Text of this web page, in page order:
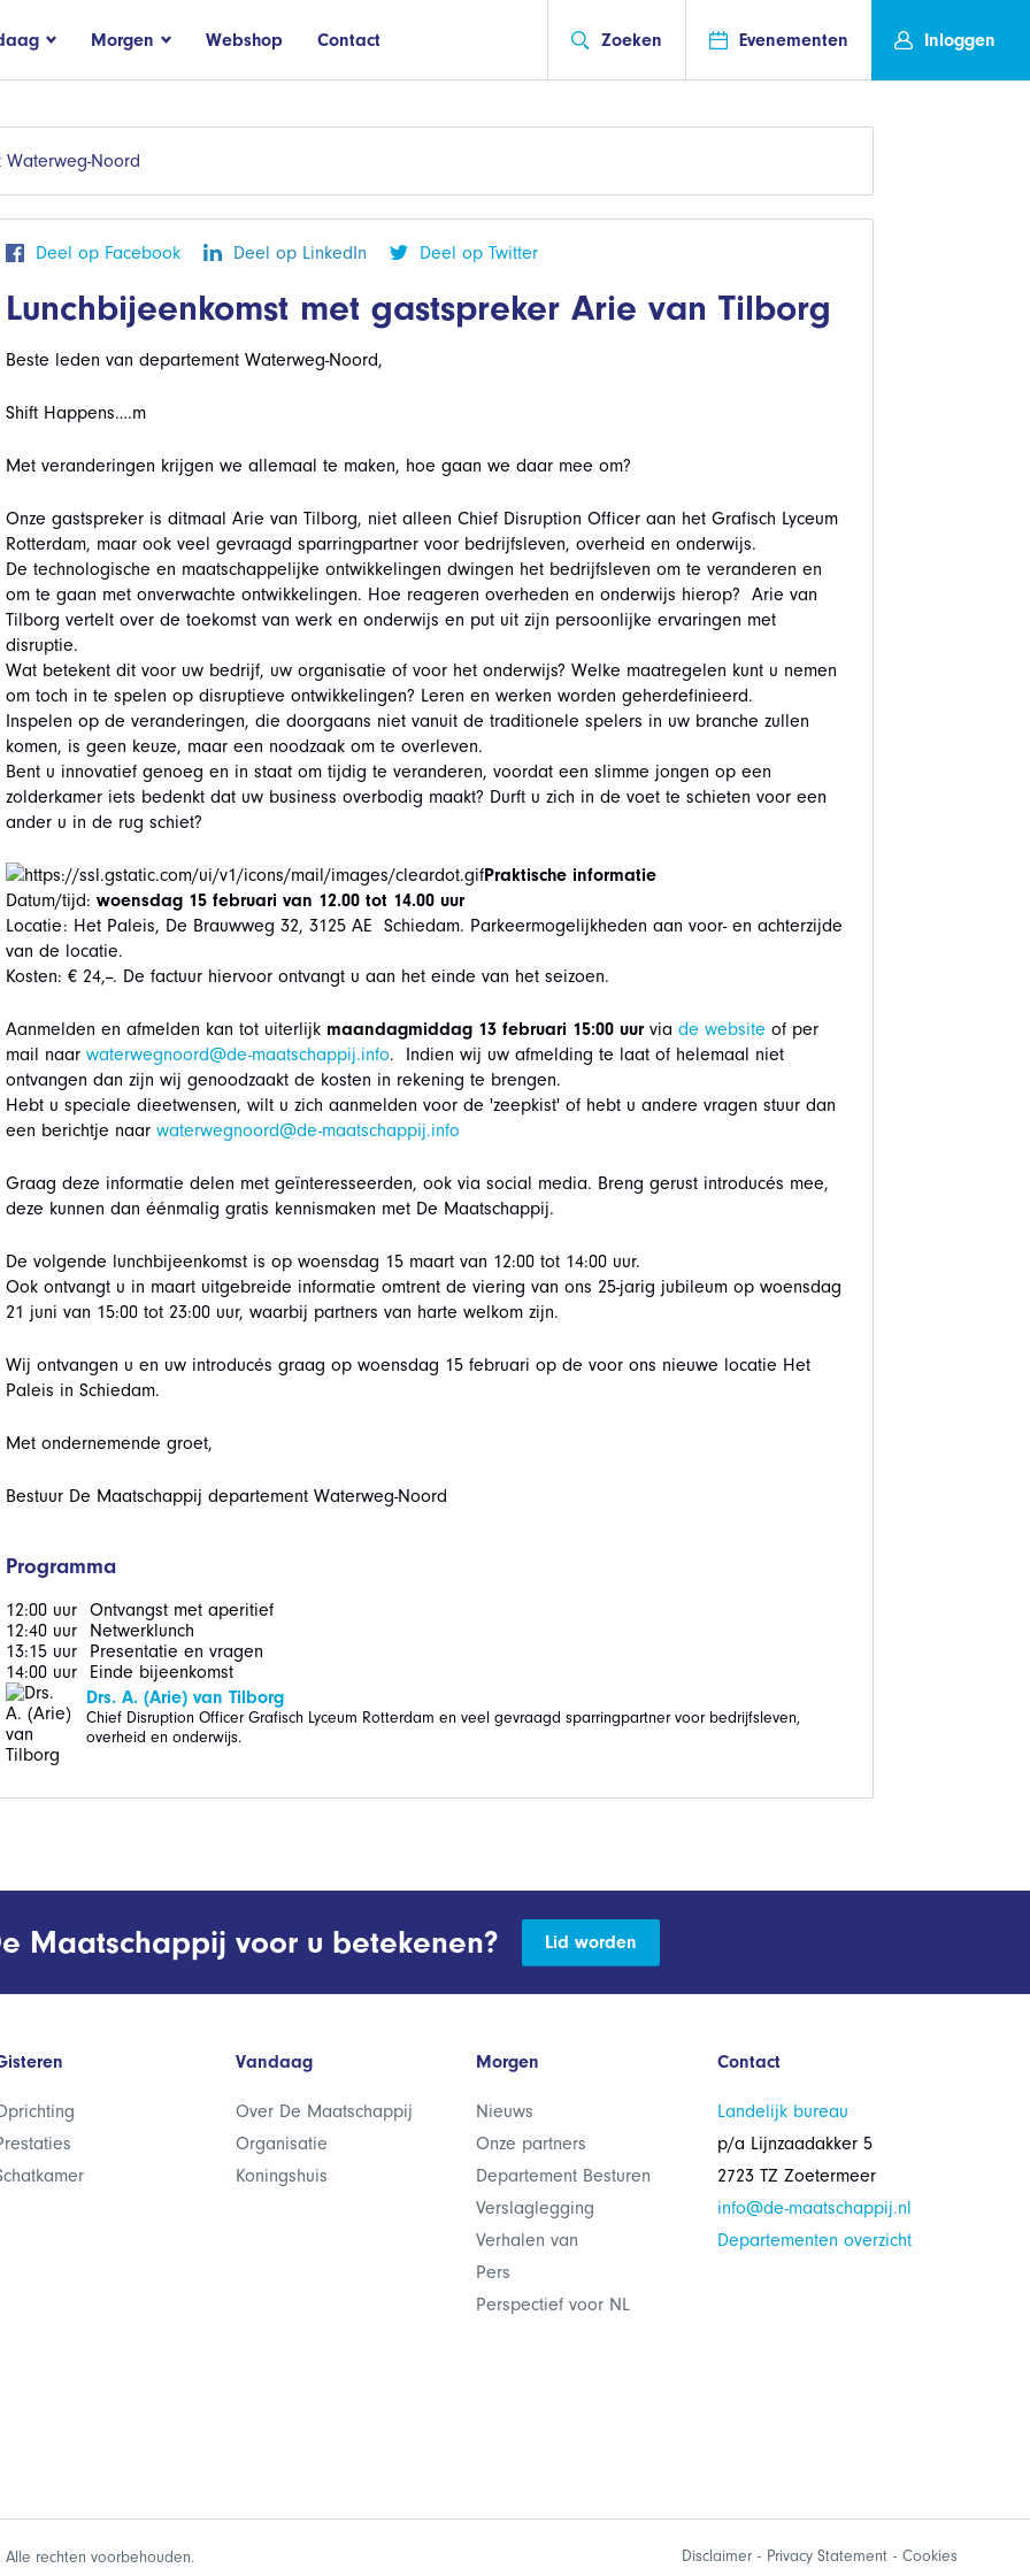
Morgen Webshop Contact Zoeken Evenementen Inloggen
Waterweg-Noord
Deel op Facebook Deel op LinkedIn Deel op Twitter
Lunchbijeenkomst met gastspreker Arie van Tilborg
Beste leden van departement Waterweg-Noord,
Shift Happens….m
Met veranderingen krijgen we allemaal te maken, hoe gaan we daar mee om?
Onze gastspreker is ditmaal Arie van Tilborg, niet alleen Chief Disruption Officer aan het Grafisch Lyceum
Rotterdam, maar ook veel gevraagd sparringpartner voor bedrijfsleven, overheid en onderwijs.
De technologische en maatschappelijke ontwikkelingen dwingen het bedrijfsleven om te veranderen en
om te gaan met onverwachte ontwikkelingen. Hoe reageren overheden en onderwijs hierop? Arie van
Tilborg vertelt over de toekomst van werk en onderwijs en put uit zijn persoonlijke ervaringen met
disruptie.
Wat betekent dit voor uw bedrijf, uw organisatie of voor het onderwijs? Welke maatregelen kunt u nemen
om toch in te spelen op disruptieve ontwikkelingen? Leren en werken worden geherdefinieerd.
Inspelen op de veranderingen, die doorgaans niet vanuit de traditionele spelers in uw branche zullen
komen, is geen keuze, maar een noodzaak om te overleven.
Bent u innovatief genoeg en in staat om tijdig te veranderen, voordat een slimme jongen op een
zolderkamer iets bedenkt dat uw business overbodig maakt? Durft u zich in de voet te schieten voor een
ander u in de rug schiet?
Praktische informatie
Datum/tijd: woensdag 15 februari van 12.00 tot 14.00 uur
Locatie: Het Paleis, De Brauwweg 32, 3125 AE Schiedam. Parkeermogelijkheden aan voor- en achterzijde
van de locatie.
Kosten: € 24,--. De factuur hiervoor ontvangt u aan het einde van het seizoen.
Aanmelden en afmelden kan tot uiterlijk maandagmiddag 13 februari 15:00 uurvia de website of per
mail naar waterwegnoord@de-maatschappij.info. Indien wij uw afmelding te laat of helemaal niet
ontvangen dan zijn wij genoodzaakt de kosten in rekening te brengen.
Hebt u speciale dieetwensen, wilt u zich aanmelden voor de 'zeepkist' of hebt u andere vragen stuur dan
een berichtje naar waterwegnoord@de-maatschappij.info
Graag deze informatie delen met geïnteresseerden, ook via social media. Breng gerust introducés mee,
deze kunnen dan éénmalig gratis kennismaken met De Maatschappij.
De volgende lunchbijeenkomst is op woensdag 15 maart van 12:00 tot 14:00 uur.
Ook ontvangt u in maart uitgebreide informatie omtrent de viering van ons 25-jarig jubileum op woensdag
21 juni van 15:00 tot 23:00 uur, waarbij partners van harte welkom zijn.
Wij ontvangen u en uw introducés graag op woensdag 15 februari op de voor ons nieuwe locatie Het
Paleis in Schiedam.
Met ondernemende groet,
Bestuur De Maatschappij departement Waterweg-Noord
Programma
12:00 uur
Ontvangst met aperitief
12:40 uur
Netwerklunch
13:15 uur
Presentatie en vragen
14:00 uur
Einde bijeenkomst
Drs. A. (Arie) van Tilborg
Chief Disruption Officer Grafisch Lyceum Rotterdam en veel gevraagd sparringpartner voor bedrijfsleven,
overheid en onderwijs.
Maatschappij voor u betekenen? Lid worden
Vandaag
Over De Maatschappij
Organisatie
Koningshuis
Morgen
Nieuws
Onze partners
Departement Besturen
Verslaglegging
Verhalen van
Pers
Perspectief voor NL
Contact
Landelijk bureau
p/a Lijnzaadakker 5
2723 TZ Zoetermeer
info@de-maatschappij.nl
Departementen overzicht
rechten voorbehouden. Disclaimer Privacy Statement Cookies